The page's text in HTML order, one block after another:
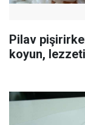
Pilav
koyun,